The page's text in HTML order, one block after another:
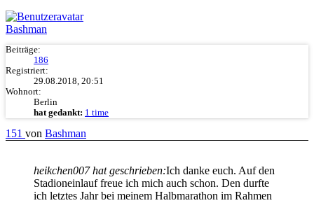
Bashman
Beiträge:
186
Registriert:
29.08.2018, 20:51
Wohnort:
Berlin
hat gedankt: 1 time
151 von Bashman
heikchen007 hat geschrieben:Ich danke euch. Auf den
Stadioneinlauf freue ich mich auch schon. Den durfte
ich letztes Jahr bei meinem Halbmarathon im Rahmen